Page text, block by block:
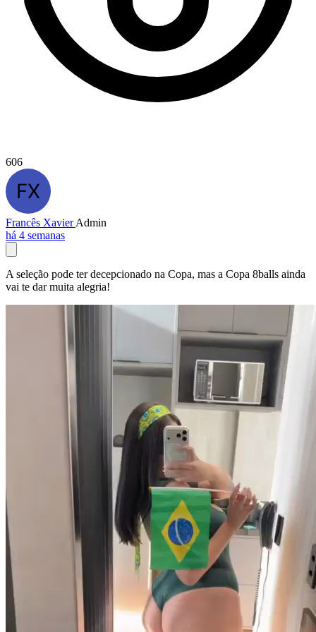
606
Francês XavierAdmin
há 4 semanas
A seleção pode ter decepcionado na Copa, mas a Copa 8balls ainda
vai te dar muita alegria!